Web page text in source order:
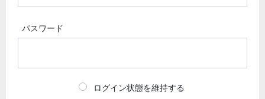
パスワード
ログイン状態を維持する